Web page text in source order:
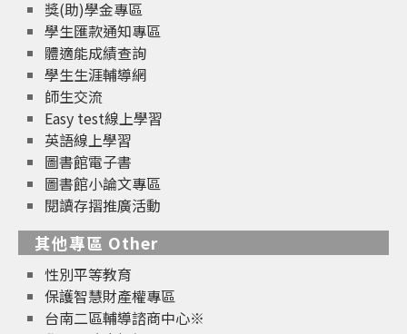
獎(助)學金專區
學生匯款通知專區
體適能成績查詢
學生生涯輔導網
師生交流
Easy test線上學習
英語線上學習
圖書館電子書
圖書館小論文專區
閱讀存摺推廣活動
其他專區 Other
性別平等教育
保護智慧財產權專區
台南二區輔導諮商中心※